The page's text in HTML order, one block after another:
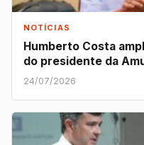
NOTÍCIAS
Humberto Costa
do presidente da
24/07/2026